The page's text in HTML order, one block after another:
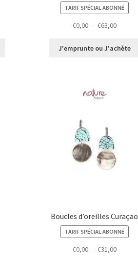
TARIF SPÉCIAL ABONNÉ
€0,00 – €63,00Plage
prix :
J'emprunte ou J'achète
Boucles d’oreilles Curaçao
TARIF SPÉCIAL ABONNÉ
€0,00 – €31,00Plage